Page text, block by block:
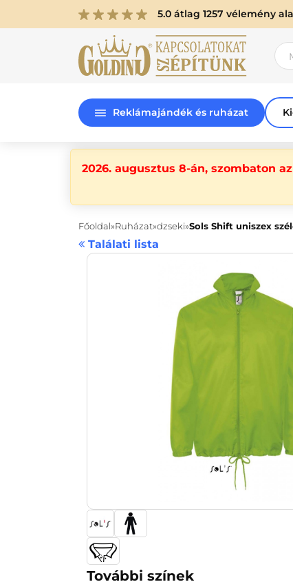
5.0 átlag 1257 vélemény
Reklámajándék és ruházat
2026. augusztus 8-án, szombaton
Főoldal Ruházat dzseki Sols Shift uniszex
Találati lista
További színek